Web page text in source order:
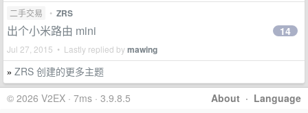
二手交易 • ZRS
出个小米路由 mini
Jul 27, 2015 • Lastly replied bymawing
14
» ZRS 创建的更多主题
About · Language
© 2026 V2EX · 7ms · 3.9.8.5